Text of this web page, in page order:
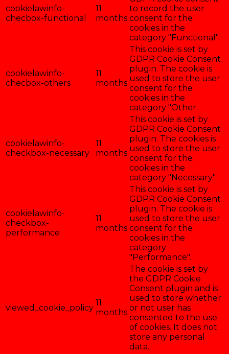
cookielawinfo-
checbox-functional
11
months
to record the user
consent for the
cookies in the
category "Functional".
cookielawinfo-
checbox-others
11
months
This cookie is set by
GDPR Cookie Consent
plugin. The cookie is
used to store the user
consent for the
cookies in the
category "Other.
cookielawinfo-
checkbox-necessary
11
months
This cookie is set by
GDPR Cookie Consent
plugin. The cookies is
used to store the user
consent for the
cookies in the
category "Necessary".
cookielawinfo-
checkbox-
performance
11
months
This cookie is set by
GDPR Cookie Consent
plugin. The cookie is
used to store the user
consent for the
cookies in the
category
"Performance".
viewed_cookie_policy
11
months
The cookie is set by
the GDPR Cookie
Consent plugin and is
used to store whether
or not user has
consented to the use
of cookies. It does not
store any personal
data.